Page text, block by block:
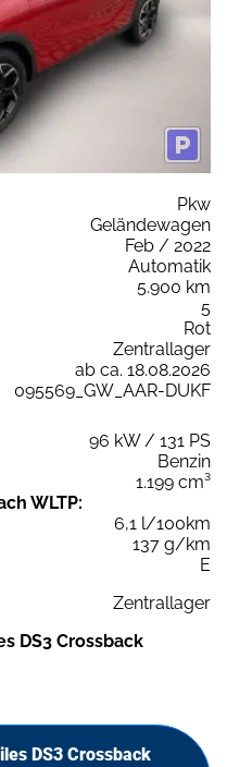
Pkw
Geländewagen
Feb / 2022
Automatik
5.900 km
5
Rot
Zentrallager
ab ca. 18.08.2026
095569_GW_AAR-DUKF
96 kW / 131 PS
Benzin
1.199 cm³
WLTP:
6,1 l/100km
137 g/km
E
Zentrallager
DS3 Crossback
DS3 Crossback